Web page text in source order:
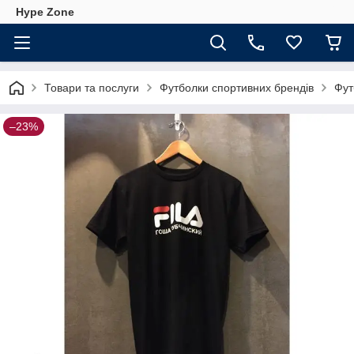
Hype Zone
Товари та послуги Футболки спортивних брендів
–23%